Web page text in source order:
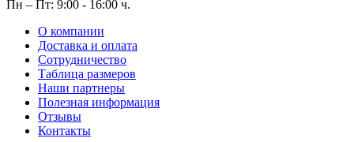
Пн – Пт: 9:00 - 16:00 ч.
О компании
Доставка и оплата
Сотрудничество
Таблица размеров
Наши партнеры
Полезная информация
Отзывы
Контакты